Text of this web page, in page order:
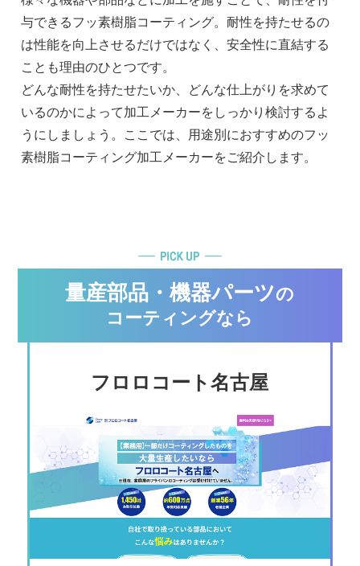
与できるフッ素樹脂コーティング。耐性を持たせるの
は性能を向上させるだけではなく、安全性に直結する
ことも理由のひとつです。
どんな耐性を持たせたいか、どんな仕上がりを求めて
いるのかによって加工メーカーをしっかり検討するよ
うにしましょう。ここでは、用途別におすすめのフッ
素樹脂コーティング加工メーカーをご紹介します。
量産部品・機器パーツの
コーティングなら
フロロコート名古屋